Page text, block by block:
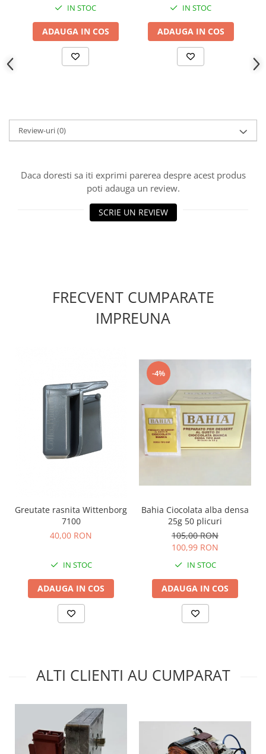
IN STOC
ADAUGA IN COS
IN STOC
ADAUGA IN COS
Review-uri(0)
Daca doresti sa iti exprimi parerea despre acest produs
poti adauga un review.
SCRIE UN REVIEW
FRECVENT CUMPARATE
IMPREUNA
Greutate rasnita Wittenborg
7100
40,00 RON
IN STOC
ADAUGA IN COS
-4%
Bahia Ciocolata alba densa
25g 50 plicuri
105,00 RON
100,99 RON
IN STOC
ADAUGA IN COS
ALTI CLIENTI AU CUMPARAT